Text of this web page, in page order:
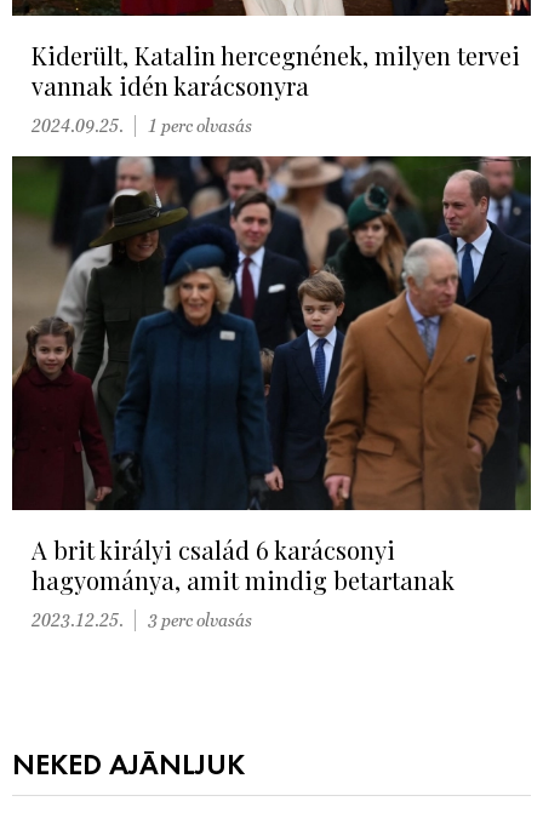
Kiderült, Katalin hercegnének, milyen tervei
vannak idén karácsonyra
2024.09.25. 1 perc olvasás
A brit királyi család 6 karácsonyi
hagyománya, amit mindig betartanak
2023.12.25. 3 perc olvasás
NEKED AJÁNLJUK